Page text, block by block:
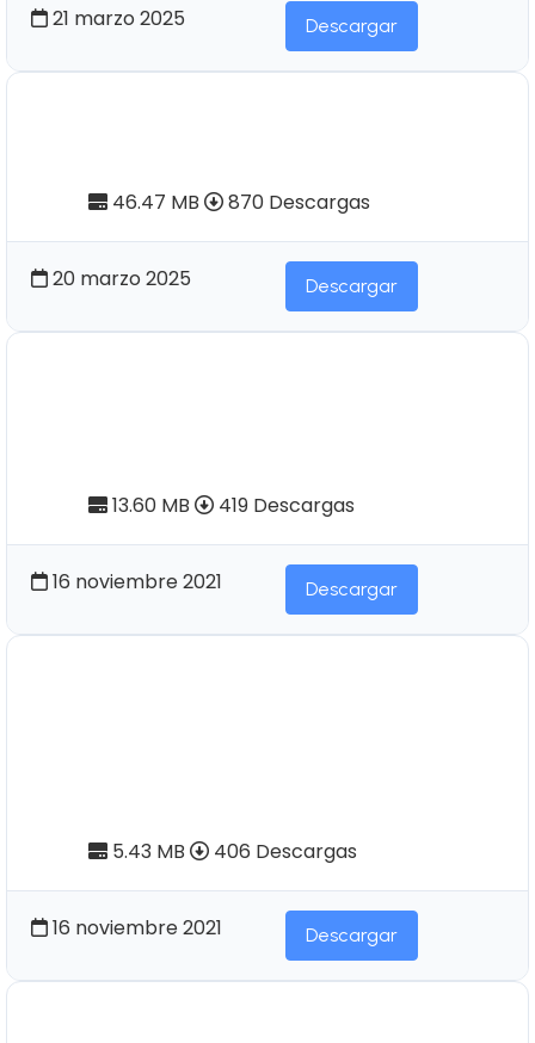
21 marzo 2025 Descargar
46.47 MB 870 Descargas
20 marzo 2025 Descargar
13.60 MB 419 Descargas
16 noviembre 2021 Descargar
5.43 MB 406 Descargas
16 noviembre 2021 Descargar